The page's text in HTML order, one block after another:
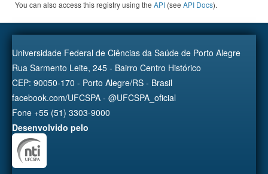
You can also access this registry using the API (see API Docs).
Universidade Federal de Ciências da Saúde de Porto Alegre
Rua Sarmento Leite, 245 - Bairro Centro Histórico
CEP: 90050-170 - Porto Alegre/RS - Brasil
facebook.com/UFCSPA - @UFCSPA_oficial
Fone +55 (51) 3303-9000
Desenvolvido pelo